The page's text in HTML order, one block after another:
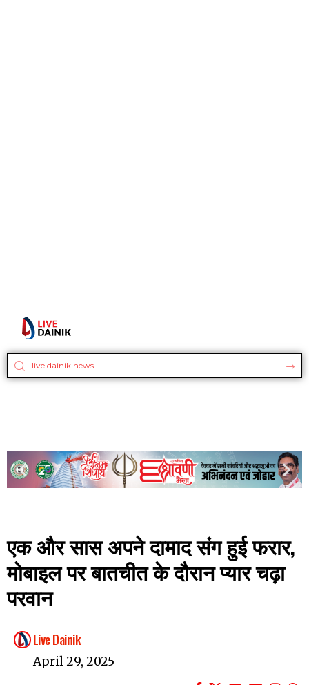
एक और सास अपने दामाद संग हुई फरार,
मोबाइल पर बातचीत के दौरान प्यार चढ़ा
परवान
Live Dainik
April 29, 2025